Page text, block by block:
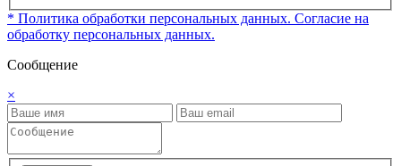
* Политика обработки персональных данных. Согласие на
обработку персональных данных.
Сообщение
×